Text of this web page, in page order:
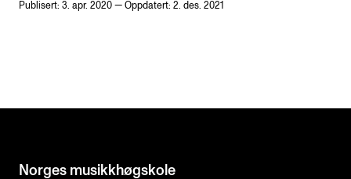
Publisert: 3. apr. 2020 — Oppdatert: 2. des. 2021
Norges musikk­høgskole